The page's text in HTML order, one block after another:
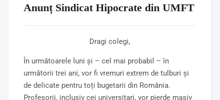
Anunț Sindicat Hipocrate din UMFT
Dragi colegi,
În următoarele luni și – cel mai probabil – în
următorii trei ani, vor fi vremuri extrem de tulburi și
de delicate pentru toți bugetarii din România.
Profesorii, inclusiv cei universitari, vor pierde masiv